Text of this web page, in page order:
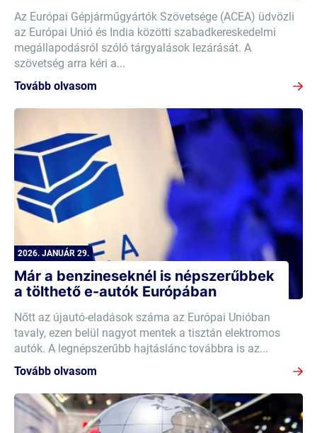
Az Európai Gépjárműgyártók Szövetsége (ACEA) üdvözli
az Európai Unió és India közötti szabadkereskedelmi
megállapodásról szóló tárgyalások lezárását. A
szövetség arra kéri a...
Tovább olvasom
2026. JANUÁR 29.
Már a benzineseknél is népszerűbbek
a tölthető e-autók Európában
Nőtt az újautó-eladások száma az Európai Unióban
tavaly, ezen belül nagyot mentek a tisztán elektromos
autók. A legnépszerűbb hajtáslánc továbbra is az...
Tovább olvasom